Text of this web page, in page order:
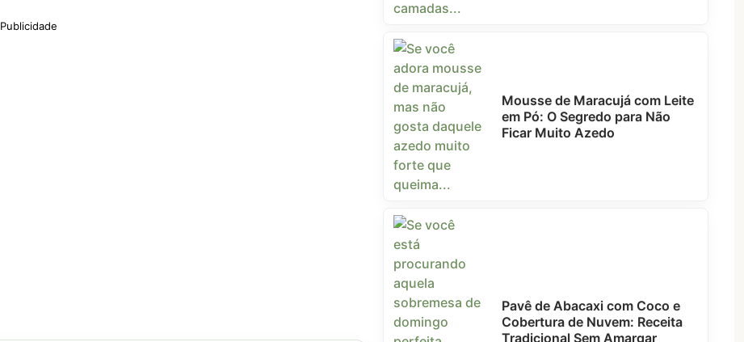
Publicidade
Mousse de Maracujá com Leite
em Pó: O Segredo para Não
Ficar Muito Azedo
Pavê de Abacaxi com Coco e
Cobertura de Nuvem: Receita
Tradicional Sem Amargar